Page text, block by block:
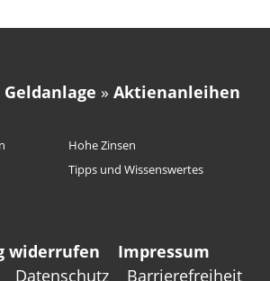
Geldanlage » Aktienanleihen
Hohe Zinsen
Tipps und Wissenswertes
widerrufen
Impressum
Datenschutz Barrierefreiheit